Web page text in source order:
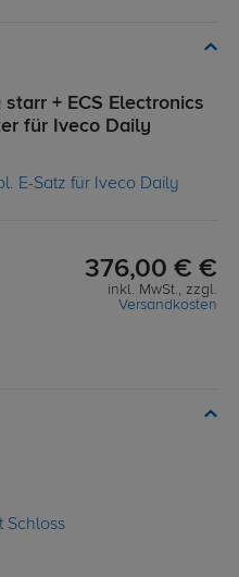
+ ECS Electronics
für Iveco Daily
376,00 € €
inkl. MwSt., zzgl.
Versandkosten